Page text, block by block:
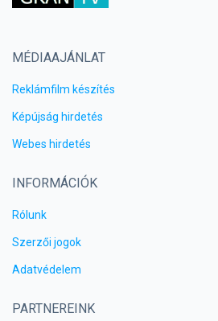
MÉDIAAJÁNLAT
Reklámfilm készítés
Képújság hirdetés
Webes hirdetés
INFORMÁCIÓK
Rólunk
Szerzői jogok
Adatvédelem
PARTNEREINK